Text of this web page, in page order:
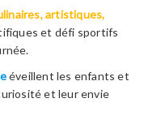
artistiques,
et défi sportifs
éveillent les enfants et
et leur envie